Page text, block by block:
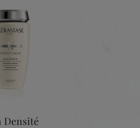
Citrate - Parfum / Fragrance
Densité